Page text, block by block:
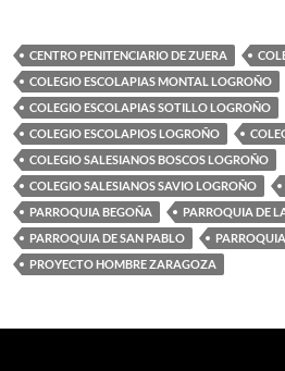
CENTRO PENITENCIARIO DE ZUERA
COLEGIO ESCOLAPIAS MONTAL LOGROÑO
COLEGIO ESCOLAPIAS SOTILLO LOGROÑO
COLEGIO ESCOLAPIOS LOGROÑO
COLEGIO SALESIANOS BOSCOS LOGROÑO
COLEGIO SALESIANOS SAVIO LOGROÑO
PARROQUIA BEGOÑA
PARROQUIA DE
PARROQUIA DE SAN PABLO
PROYECTO HOMBRE ZARAGOZA